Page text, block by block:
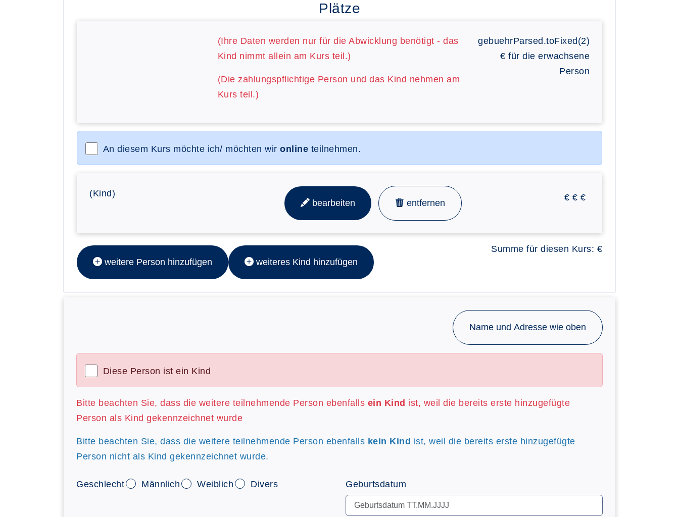
Plätze
(Ihre Daten werden nur für die Abwicklung benötigt - das
Kind nimmt allein am Kurs teil.)
(Die zahlungspflichtige Person und das Kind nehmen am
Kurs teil.)
gebuehrParsed.toFixed(2)
€ für die erwachsene
Person
An diesem Kurs möchte ich/ möchten wir online teilnehmen.
(Kind)
bearbeiten
entfernen
€ € €
Summe für diesen Kurs: €
weitere Person hinzufügen
weiteres Kind hinzufügen
Name und Adresse wie oben
Diese Person ist ein Kind
Bitte beachten Sie, dass die weitere teilnehmende Person ebenfalls ein Kind ist, weil die bereits erste hinzugefügte
Person als Kind gekennzeichnet wurde
Bitte beachten Sie, dass die weitere teilnehmende Person ebenfalls kein Kind ist, weil die bereits erste hinzugefügte
Person nicht als Kind gekennzeichnet wurde.
Geschlecht Männlich Weiblich Divers Geburtsdatum